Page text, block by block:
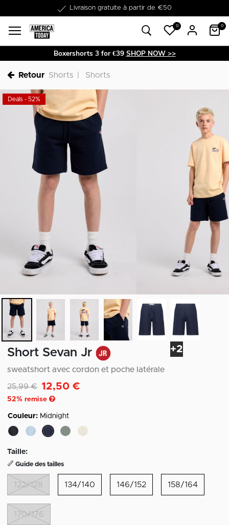
Dans les 1-3 jours livrable
0 0
Boxershorts 3 for €39 SHOP NOW >>
Retour Shorts Shorts
+2
Deals - 52%
Short Sevan Jr
sweatshort avec cordon et poche latérale
Remise de
25,99 €à 12,50 €
52% remise
Couleur: Midnight
Taille:
Guide des tailles
122/128 134/140 146/152 158/164
170/176